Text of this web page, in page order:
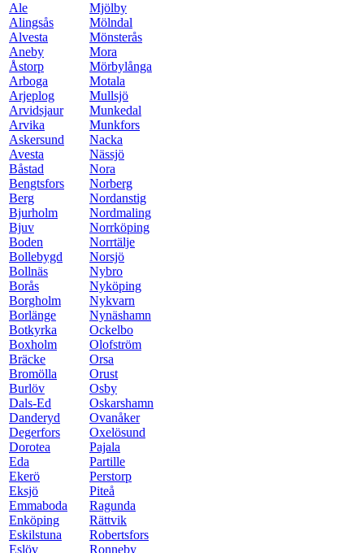
Ale
Alingsås
Alvesta
Aneby
Åstorp
Arboga
Arjeplog
Arvidsjaur
Arvika
Askersund
Avesta
Båstad
Bengtsfors
Berg
Bjurholm
Bjuv
Boden
Bollebygd
Bollnäs
Borås
Borgholm
Borlänge
Botkyrka
Boxholm
Bräcke
Bromölla
Burlöv
Dals-Ed
Danderyd
Degerfors
Dorotea
Eda
Ekerö
Eksjö
Emmaboda
Enköping
Eskilstuna
Eslöv
Mjölby
Mölndal
Mönsterås
Mora
Mörbylånga
Motala
Mullsjö
Munkedal
Munkfors
Nacka
Nässjö
Nora
Norberg
Nordanstig
Nordmaling
Norrköping
Norrtälje
Norsjö
Nybro
Nyköping
Nykvarn
Nynäshamn
Ockelbo
Olofström
Orsa
Orust
Osby
Oskarshamn
Ovanåker
Oxelösund
Pajala
Partille
Perstorp
Piteå
Ragunda
Rättvik
Robertsfors
Ronneby